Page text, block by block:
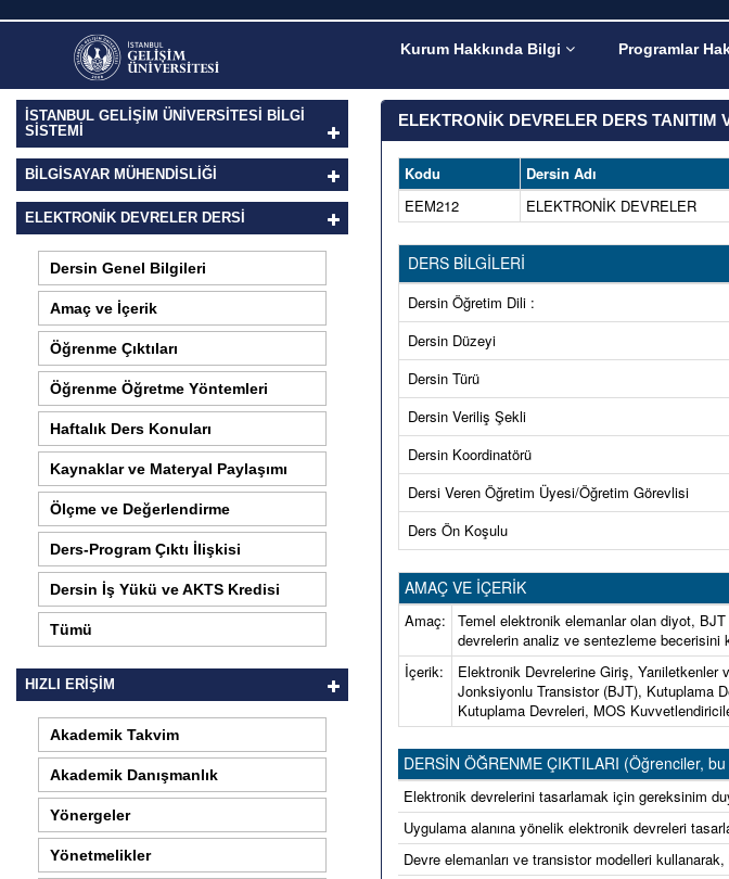
Kurum Hakkında Bilgi Programlar
İSTANBUL GELİŞİM ÜNİVERSİTESİ BİLGİ
SİSTEMİ
BILGISAYAR MÜHENDISLIĞI
ELEKTRONİK DEVRELER DERSI
Dersin Genel Bilgileri
Amaç ve İçerik
Öğrenme Çıktıları
Öğrenme Öğretme Yöntemleri
Haftalık Ders Konuları
Kaynaklar ve Materyal Paylaşımı
Ölçme ve Değerlendirme
Ders-Program Çıktı İlişkisi
Dersin İş Yükü ve AKTS Kredisi
Tümü
HIZLI ERİŞİM
Akademik Takvim
Akademik Danışmanlık
Yönergeler
Yönetmelikler
ELEKTRONİK DEVRELER DERS TANITIM
Kodu Dersin Adı
EEM212
ELEKTRONİK DEVRELER
DERS BİLGİLERİ
Dersin Öğretim Dili :
Dersin Düzeyi
Dersin Türü
Dersin Veriliş Şekli
Dersin Koordinatörü
Dersi Veren Öğretim Üyesi/Öğretim Görevlisi
Ders Ön Koşulu
AMAÇ VE İÇERİK
Amaç:
Temel elektronik elemanlar olan diyot,
devrelerin analiz ve sentezleme becerisini
İçerik:
Elektronik Devrelerine Giriş, Yarıiletkenler
Jonksiyonlu Transistor (BJT), Kutuplama
Kutuplama Devreleri, MOS
DERSİN ÖĞRENME ÇIKTILARI (Öğrenciler,
Elektronik devrelerini tasarlamak için gereksinim
Uygulama alanına yönelik elektronik devreleri
Devre elemanları ve transistor modelleri